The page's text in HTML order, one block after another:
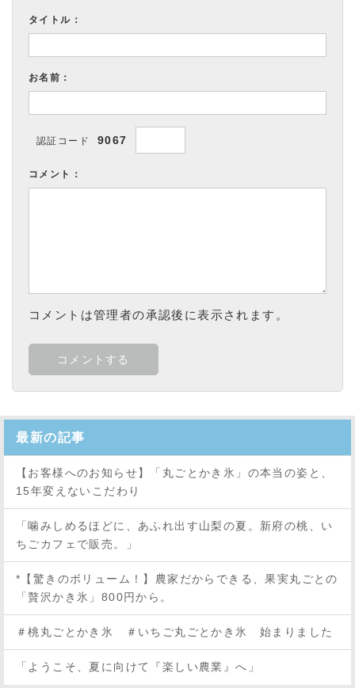
タイトル：
お名前：
認証コード 9067
コメント：
コメントは管理者の承認後に表示されます。
最新の記事
【お客様へのお知らせ】「丸ごとかき氷」の本当の姿と、
15年変えないこだわり
「噛みしめるほどに、あふれ出す山梨の夏。新府の桃、い
ちごカフェで販売。」
*【驚きのボリューム！】農家だからできる、果実丸ごとの
「贅沢かき氷」800円から。
＃桃丸ごとかき氷 ＃いちご丸ごとかき氷 始まりました
「ようこそ、夏に向けて『楽しい農業』へ」